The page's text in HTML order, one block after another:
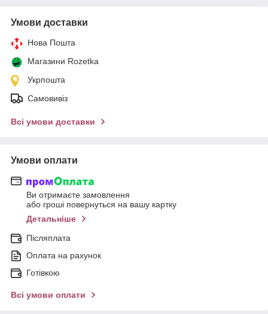
Умови доставки
Нова Пошта
Магазини Rozetka
Укрпошта
Самовивіз
Всі умови доставки
Умови оплати
Ви отримаєте замовлення
або гроші повернуться на вашу картку
Детальніше
Післяплата
Оплата на рахунок
Готівкою
Всі умови оплати